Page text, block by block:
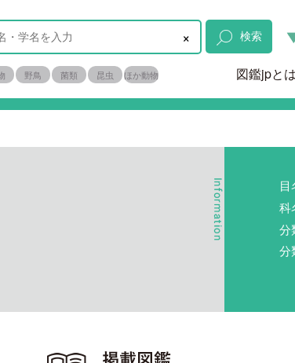
× 検索
野鳥 菌類 昆虫 ほか動物 図鑑jpと
科
分
分